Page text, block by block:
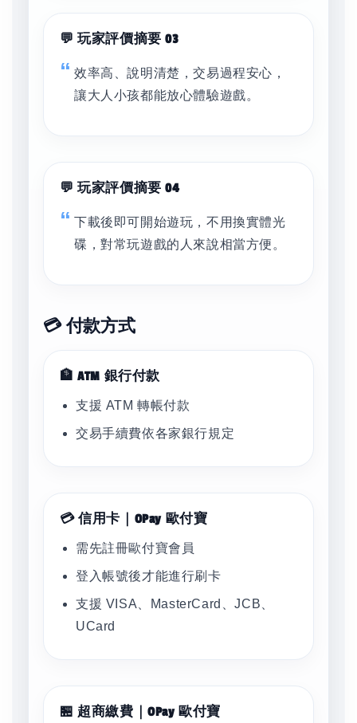
💬 玩家評價摘要 03
效率高、說明清楚，交易過程安心，
讓大人小孩都能放心體驗遊戲。
💬 玩家評價摘要 04
下載後即可開始遊玩，不用換實體光
碟，對常玩遊戲的人來說相當方便。
💳 付款方式
🏦 ATM 銀行付款
支援 ATM 轉帳付款
交易手續費依各家銀行規定
💳 信用卡｜OPay 歐付寶
需先註冊歐付寶會員
登入帳號後才能進行刷卡
支援 VISA、MasterCard、JCB、
UCard
🏪 超商繳費｜OPay 歐付寶